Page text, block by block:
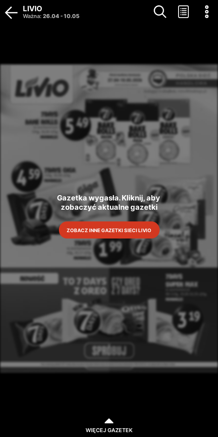
Gazetka wygasła. Kliknij, aby
zobaczyć aktualne gazetki
ZOBACZ INNE GAZETKI SIECI LIVIO
LIVIO
Ważna: 26.04-10.05
WIĘCEJ GAZETEK